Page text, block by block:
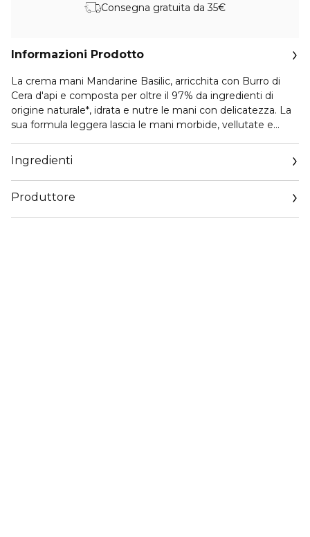
Consegna gratuita da 35€
Informazioni Prodotto
La crema mani Mandarine Basilic, arricchita con Burro di
Cera d'api e composta per oltre il 97% da ingredienti di
origine naturale*, idrata e nutre le mani con delicatezza. La
sua formula leggera lascia le mani morbide, vellutate e
e acidule di Mandarine Basilic.
*Conforme alla normativa ISO 16128, il calcolo comprende
l’acqua.
Ingredienti
Produttore